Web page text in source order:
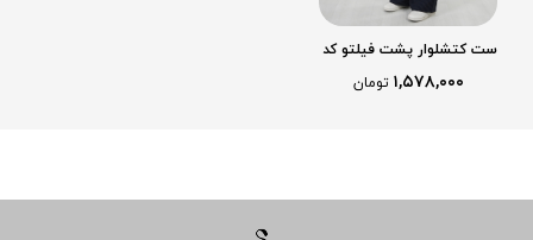
ست کتشلوار پشت فیلتو کد
۱,۵۷۸,۰۰۰ تومان